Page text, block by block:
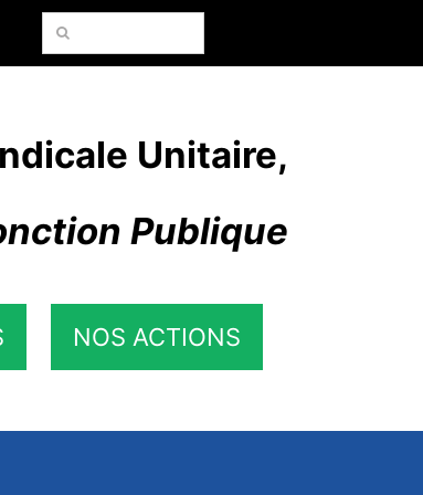
Rechercher:
Unitaire,
Publique
NOS ACTIONS